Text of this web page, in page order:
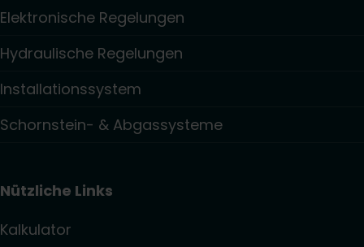
Elektronische Regelungen
Hydraulische Regelungen
Installationssystem
Schornstein- & Abgassysteme
Nützliche Links
Kalkulator